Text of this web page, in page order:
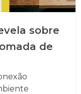
sobre
de